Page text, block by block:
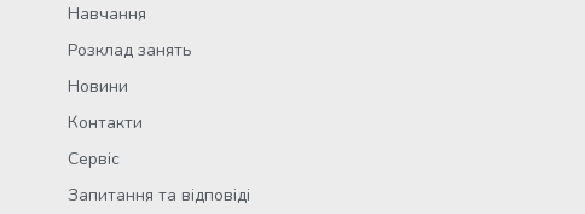
Навчання
Розклад занять
Новини
Контакти
Сервіс
Запитання та відповіді